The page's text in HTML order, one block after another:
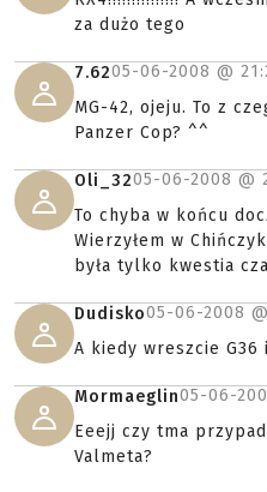
za dużo tego
7.6205-06-2008 @
MG-42, ojeju. To z
Panzer Cop? ^^
Oli_3205-06-2008 @
To chyba w końcu
Wierzyłem w
była tylko kwestia
Dudisko05-06-2008 @
A kiedy wreszcie G36
Mormaeglin05-06-
Eeejj czy tma
Valmeta?